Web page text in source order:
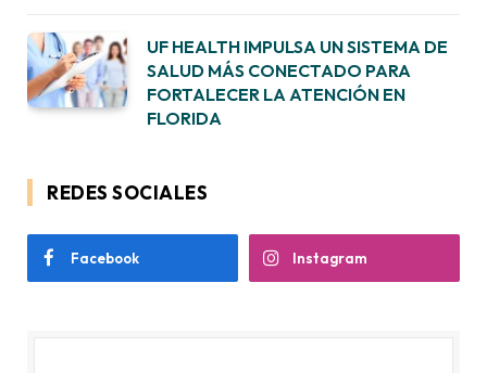
UF HEALTH IMPULSA UN SISTEMA DE
SALUD MÁS CONECTADO PARA
FORTALECER LA ATENCIÓN EN
FLORIDA
REDES SOCIALES
Facebook Instagram